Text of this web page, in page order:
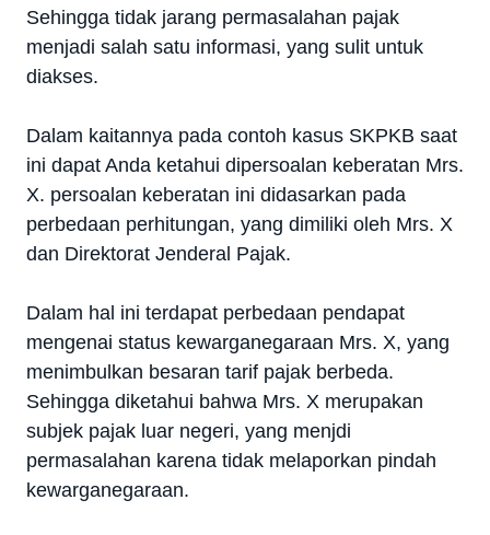
Sehingga tidak jarang permasalahan pajak
menjadi salah satu informasi, yang sulit untuk
diakses.
Dalam kaitannya pada contoh kasus SKPKB saat
ini dapat Anda ketahui dipersoalan keberatan Mrs.
X. persoalan keberatan ini didasarkan pada
perbedaan perhitungan, yang dimiliki oleh Mrs. X
dan Direktorat Jenderal Pajak.
Dalam hal ini terdapat perbedaan pendapat
mengenai status kewarganegaraan Mrs. X, yang
menimbulkan besaran tarif pajak berbeda.
Sehingga diketahui bahwa Mrs. X merupakan
subjek pajak luar negeri, yang menjdi
permasalahan karena tidak melaporkan pindah
kewarganegaraan.